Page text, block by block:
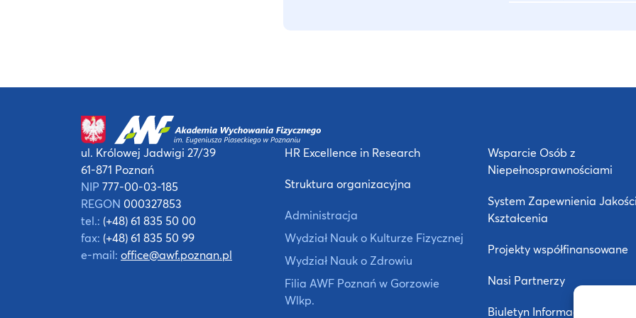
ul. Królowej Jadwigi 27/39
61-871 Poznań
NIP 777-00-03-185
REGON 000327853
tel.: (+48) 61 835 50 00
fax: (+48) 61 835 50 99
e-mail: office@awf.poznan.pl
HR Excellence in Research
Struktura organizacyjna
Administracja
Wydział Nauk o Kulturze Fizycznej
Wydział Nauk o Zdrowiu
Filia AWF Poznań w Gorzowie
Wlkp.
Wsparcie Osób z
Niepełnosprawnościami
System Zapewnienia Jakości
Kształcenia
Projekty współfinansowane
Nasi Partnerzy
Biuletyn Informacji Publicznej